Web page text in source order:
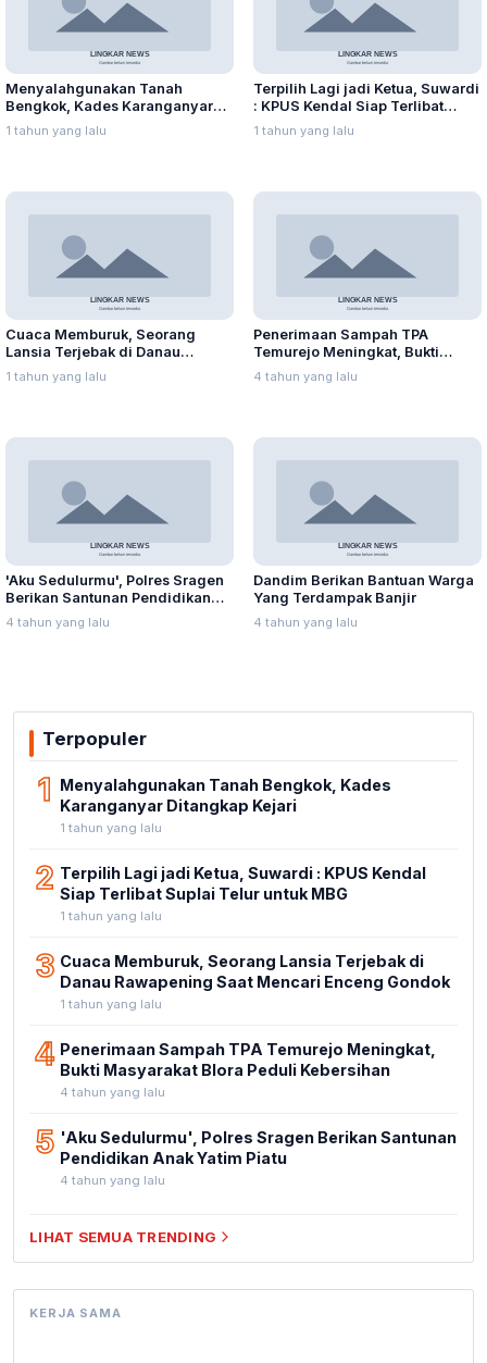
Menyalahgunakan Tanah
Bengkok, Kades Karanganyar
Ditangkap Kejari
1 tahun yang lalu
Terpilih Lagi jadi Ketua, Suwardi
: KPUS Kendal Siap Terlibat
Suplai Telur untuk MBG
1 tahun yang lalu
Cuaca Memburuk, Seorang
Lansia Terjebak di Danau
Rawapening Saat Mencari
Enceng Gondok
1 tahun yang lalu
Penerimaan Sampah TPA
Temurejo Meningkat, Bukti
Masyarakat Blora Peduli
Kebersihan
4 tahun yang lalu
'Aku Sedulurmu', Polres Sragen
Berikan Santunan Pendidikan
Anak Yatim Piatu
4 tahun yang lalu
Dandim Berikan Bantuan Warga
Yang Terdampak Banjir
4 tahun yang lalu
Terpopuler
1 Menyalahgunakan Tanah Bengkok, Kades
Karanganyar Ditangkap Kejari
1 tahun yang lalu
2 Terpilih Lagi jadi Ketua, Suwardi : KPUS Kendal
Siap Terlibat Suplai Telur untuk MBG
1 tahun yang lalu
3 Cuaca Memburuk, Seorang Lansia Terjebak di
Danau Rawapening Saat Mencari Enceng Gondok
1 tahun yang lalu
4 Penerimaan Sampah TPA Temurejo Meningkat,
Bukti Masyarakat Blora Peduli Kebersihan
4 tahun yang lalu
5 'Aku Sedulurmu', Polres Sragen Berikan Santunan
Pendidikan Anak Yatim Piatu
4 tahun yang lalu
LIHAT SEMUA TRENDING
KERJA SAMA